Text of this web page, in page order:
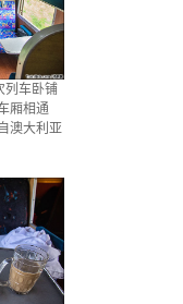
列车卧铺
厢相通
澳大利亚